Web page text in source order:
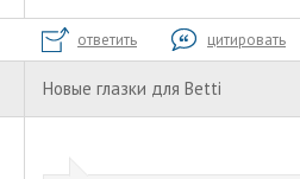
ответить цитировать
Новые глазки для Betti